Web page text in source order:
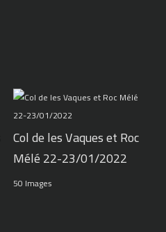
Col de les Vaques et Roc
Mélé 22-23/01/2022
50 Images